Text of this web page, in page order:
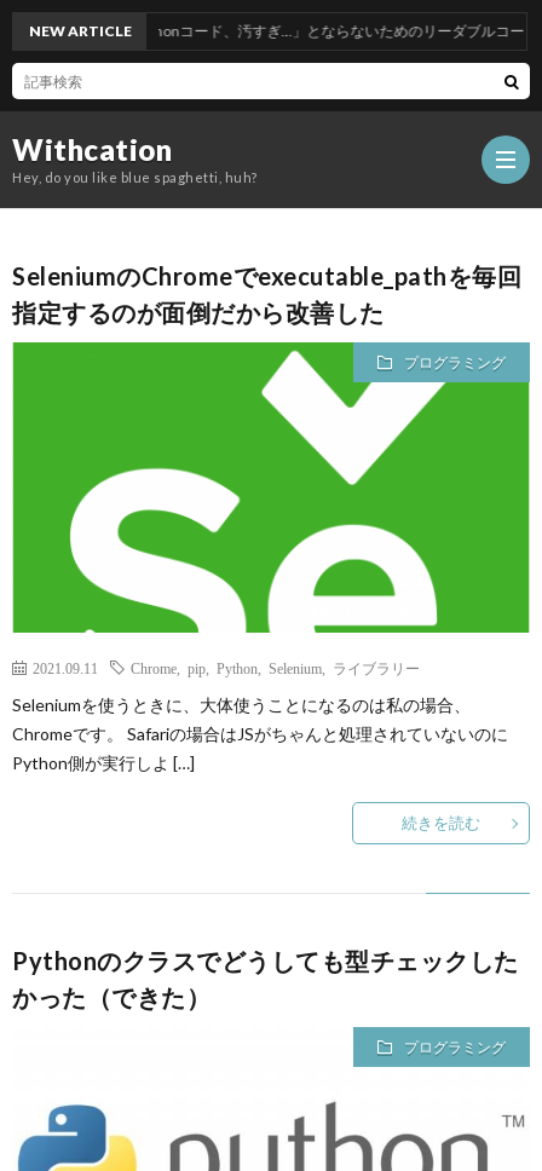
Withcation
Hey, do you like blue spaghetti, huh?
NEW ARTICLE
うわっ…私のPythonコード、汚すぎ…」とならないためのリーダブルコード
SeleniumのChromeでexecutable_pathを毎回
指定するのが面倒だから改善した
プログラミング
2021.09.11 Chrome pip Python Selenium ライブラリー
Seleniumを使うときに、大体使うことになるのは私の場合、
Chromeです。 Safariの場合はJSがちゃんと処理されていないのに
Python側が実行しよ […]
続きを読む
Pythonのクラスでどうしても型チェックした
かった（できた）
プログラミング